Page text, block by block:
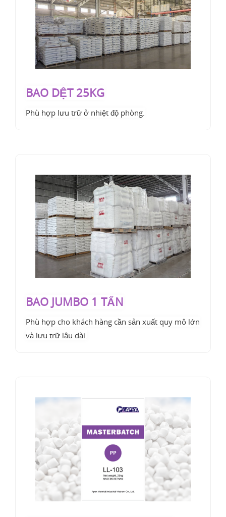
BAO DỆT 25KG
Phù hợp lưu trữ ở nhiệt độ phòng.
BAO JUMBO 1 TẤN
Phù hợp cho khách hàng cần sản xuất quy mô lớn
và lưu trữ lâu dài.